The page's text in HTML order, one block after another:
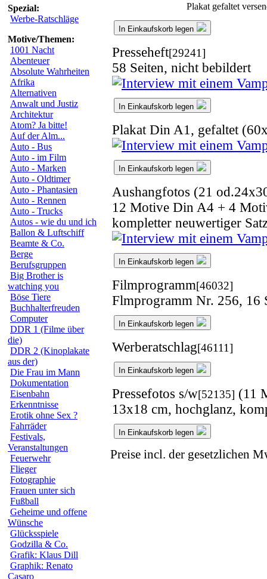
Spezial:
Werbe-Ratschläge
Motive/Themen:
1001 Nacht
Abenteuer
Absolute Wahrheiten
Afrika
Alternativen
Anwalt und Justiz
Architektur
Atom? Ja bitte!
Auf der Alm...
Auto - Bus
Auto - im Film
Auto - Marken
Auto - Oldtimer
Auto - Phantasien
Auto - Rennen
Auto - Trucks
Autos - wie du und ich
Ballon & Luftschiff
Beamte & Co.
Berge
Berufsgruppen
Big Brother is
watching you
Böse Tiere
Buchhalterfreuden
Computer
DDR 1 (Filme über
die)
DDR 2 (Kinoplakate
aus der)
Die Frau im Mann
Dokumentation
Eisenbahn
Erkenntnisse
Erotik ohne Sex ?
Fahrräder
Festivals,
Veranstaltungen
Feuerwehr
Flieger
Fotographie
Frauen unter sich
Fußball
Geheime und offene
Wünsche
Glücksspiele
Godzilla & Co.
Grafik: Klaus Dill
Graphik: Renato
Casaro
Plakat gefaltet
In Einkaufskorb legen
Presseheft[29241]
58 Seiten, nicht bebildert
In Einkaufskorb legen
Plakat Din A1, gefaltet
In Einkaufskorb legen
Aushangfotos (21
12 Motive Din A4 + 4
kompletter neuwertiger
In Einkaufskorb legen
Filmprogramm[46032]
Flmprogramm Nr. 256, 16
In Einkaufskorb legen
Werberatschlag[46111]
In Einkaufskorb legen
Pressefotos s/w[52135] (11
13x18 cm, hochglanz,
In Einkaufskorb legen
Preise incl. der gesetzlichen